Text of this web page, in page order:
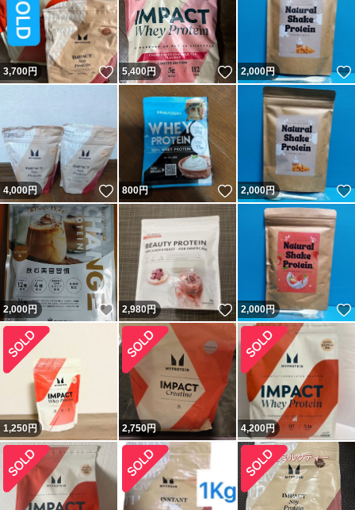
3,700円 いいね！
5,400円 いいね！
2,000円
4,000円 いいね！
800円 いいね！
2,000円
2,000円 いいね！
2,980円 いいね！
2,000円
1,250円 2,750円 4,200円